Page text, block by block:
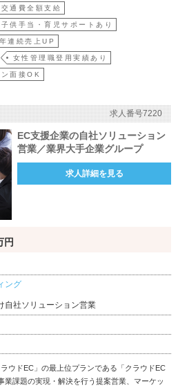
交通費全額支給
子供手当・育児サポートあり
連続売上UP
女性管理職登用実績あり
面接OK
求人番号7220
EC支援企業の自社ソリューション
営業／業界大手企業グループ
求人詳細を見る
円
ング
自社ソリューション営業
ウドEC」の最上位プランである「クラウドEC
業課題の実現・解決を行う提案営業、マーケッ